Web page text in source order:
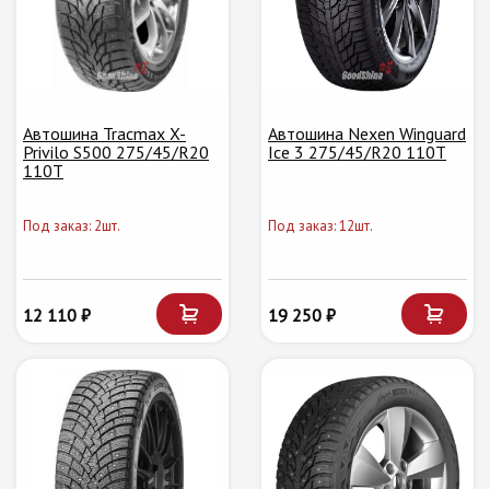
Автошина Tracmax X-
Privilo S500 275/45/R20
110T
Под заказ: 2шт.
12 110 ₽
Автошина Nexen Winguard
Ice 3 275/45/R20 110T
Под заказ: 12шт.
19 250 ₽